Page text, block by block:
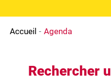
Accueil Agenda
Rechercher